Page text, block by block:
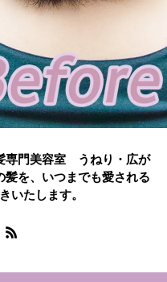
専門美容室 うねり・広が
髪を、いつまでも愛される
いたします。